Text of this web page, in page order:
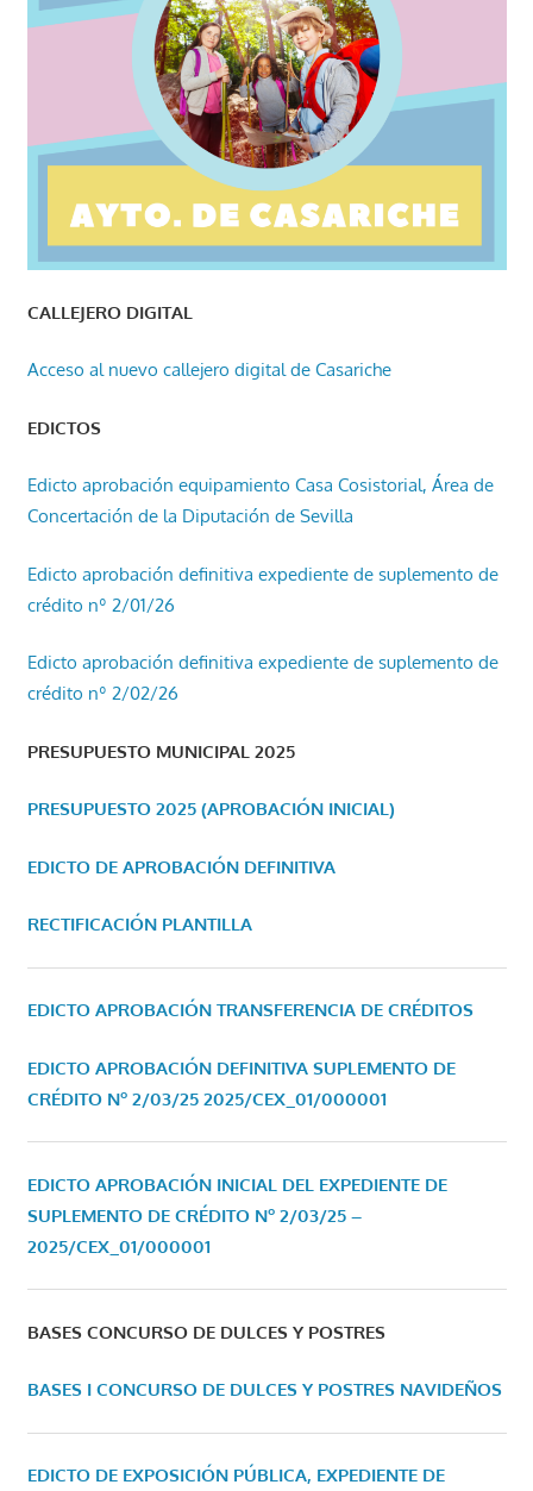
CALLEJERO DIGITAL
Acceso al nuevo callejero digital de Casariche
EDICTOS
Edicto aprobación equipamiento Casa Cosistorial, Área de
Concertación de la Diputación de Sevilla
Edicto aprobación definitiva expediente de suplemento de
crédito nº 2/01/26
Edicto aprobación definitiva expediente de suplemento de
crédito nº 2/02/26
PRESUPUESTO MUNICIPAL 2025
PRESUPUESTO 2025 (APROBACIÓN INICIAL)
EDICTO DE APROBACIÓN DEFINITIVA
RECTIFICACIÓN PLANTILLA
EDICTO APROBACIÓN TRANSFERENCIA DE CRÉDITOS
EDICTO APROBACIÓN DEFINITIVA SUPLEMENTO DE
CRÉDITO Nº 2/03/25 2025/CEX_01/000001
EDICTO APROBACIÓN INICIAL DEL EXPEDIENTE DE
SUPLEMENTO DE CRÉDITO Nº 2/03/25 –
2025/CEX_01/000001
BASES CONCURSO DE DULCES Y POSTRES
BASES I CONCURSO DE DULCES Y POSTRES NAVIDEÑOS
EDICTO DE EXPOSICIÓN PÚBLICA, EXPEDIENTE DE